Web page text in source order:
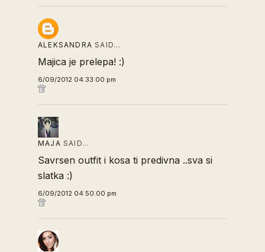
ALEKSANDRA SAID…
Majica je prelepa! :)
6/09/2012 04:33:00 pm
MAJA SAID…
Savrsen outfit i kosa ti predivna ..sva si
slatka :)
6/09/2012 04:50:00 pm